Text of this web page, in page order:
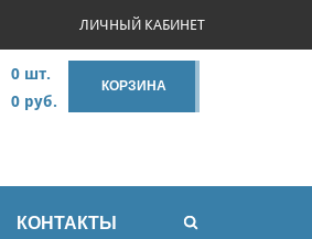
ЛИЧНЫЙ КАБИНЕТ
КОРЗИНА
0 шт.
0 руб.
КОНТАКТЫ